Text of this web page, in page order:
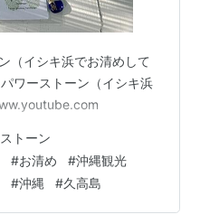
（イシキ浜でお清めして
ワーストーン（イシキ浜
トーン
#お清め #沖縄観光
#沖縄 #久高島